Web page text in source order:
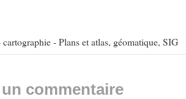
cartographie - Plans et atlas, géomatique, SIG
commentaire